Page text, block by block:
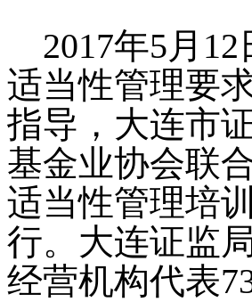
2017年5月 12
适当性管理要
指导，大连市
基金业协会联
适当性管理培
行。大连证监
经营机构代表